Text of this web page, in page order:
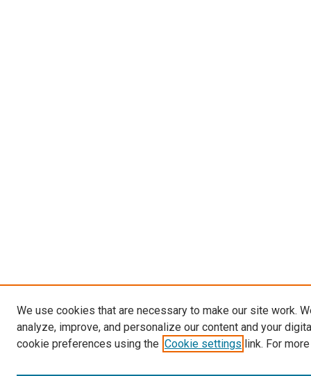
We use cookies that are necessary to make our site work.
analyze, improve, and personalize our content and your
cookie preferences using the Cookie settings link. For